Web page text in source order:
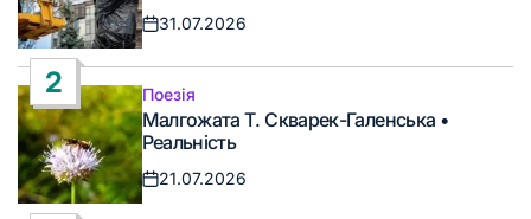
Дата
31.07.2026
2
Опублікувати
у
Поезія
Малгожата Т. Скварек-Галенська •
Реальність
Дата
21.07.2026